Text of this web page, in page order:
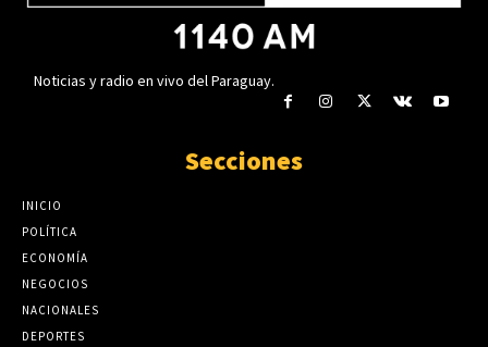
Noticias y radio en vivo del Paraguay.
Secciones
INICIO
POLÍTICA
ECONOMÍA
NEGOCIOS
NACIONALES
DEPORTES